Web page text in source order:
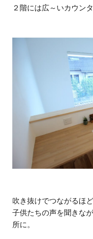
２階には広～いカウン
吹き抜けでつながるほ
子供たちの声を聞きな
所に。